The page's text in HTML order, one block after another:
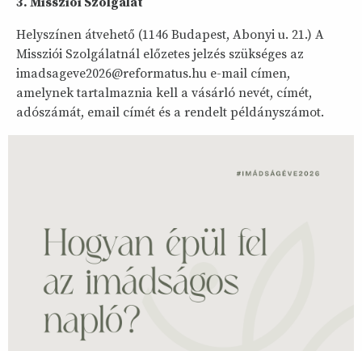
Helyszínen átvehető (1146 Budapest, Abonyi u. 21.) A
Missziói Szolgálatnál előzetes jelzés szükséges az
imadsageve2026@reformatus.hu e-mail címen,
amelynek tartalmaznia kell a vásárló nevét, címét,
adószámát, email címét és a rendelt példányszámot.